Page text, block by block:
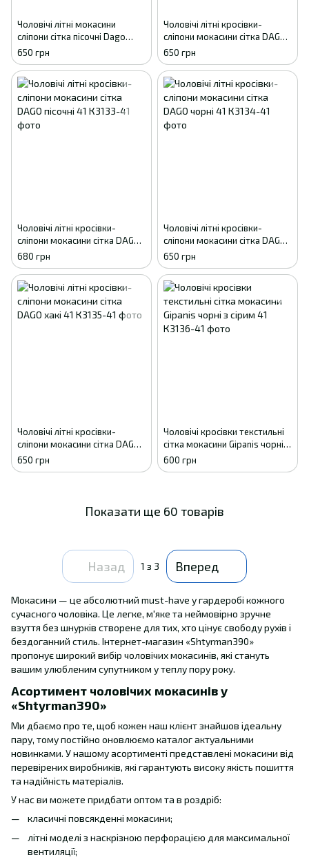
Чоловічі літні мокасини
сліпони сітка пісочні Dago
Style 41 - 27см
650 грн
Чоловічі літні кросівки-
сліпони мокасини сітка DAGO
сині 41
650 грн
Чоловічі літні кросівки-
сліпони мокасини сітка DAGO
пісочні 41
680 грн
Чоловічі літні кросівки-
сліпони мокасини сітка DAGO
чорні 41
650 грн
Чоловічі літні кросівки-
сліпони мокасини сітка DAGO
хакі 41
650 грн
Чоловічі кросівки текстильні
сітка мокасини Gipanis чорні з
сірим 41
600 грн
Показати ще 60 товарів
Назад 1 з 3 Вперед
Мокасини — це абсолютний must-have у гардеробі кожного
сучасного чоловіка. Це легке, м'яке та неймовірно зручне
взуття без шнурків створене для тих, хто цінує свободу рухів і
бездоганний стиль. Інтернет-магазин «Shtyrman390»
пропонує широкий вибір чоловічих мокасинів, які стануть
вашим улюбленим супутником у теплу пору року.
Асортимент чоловічих мокасинів у
«Shtyrman390»
Ми дбаємо про те, щоб кожен наш клієнт знайшов ідеальну
пару, тому постійно оновлюємо каталог актуальними
новинками. У нашому асортименті представлені мокасини від
перевірених виробників, які гарантують високу якість пошиття
та надійність матеріалів.
У нас ви можете придбати оптом та в роздріб:
класичні повсякденні мокасини;
літні моделі з наскрізною перфорацією для максимальної
вентиляції;